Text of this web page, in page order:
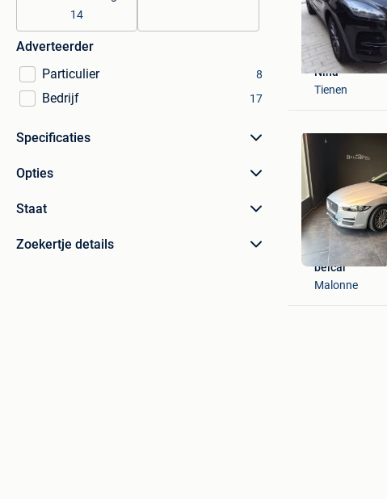
14
Adverteerder
Particulier
8
Bedrijf 17
Specificaties
Opties
Staat
Zoekertje details
Nina
Tienen
belcar
Malonne